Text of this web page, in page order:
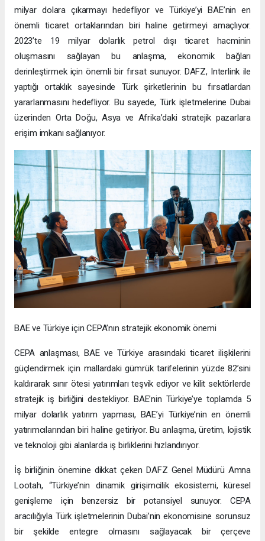
milyar dolara çıkarmayı hedefliyor ve Türkiye’yi BAE’nin en
önemli ticaret ortaklarından biri haline getirmeyi amaçlıyor.
2023’te 19 milyar dolarlık petrol dışı ticaret hacminin
oluşmasını sağlayan bu anlaşma, ekonomik bağları
derinleştirmek için önemli bir fırsat sunuyor. DAFZ, Interlink ile
yaptığı ortaklık sayesinde Türk şirketlerinin bu fırsatlardan
yararlanmasını hedefliyor. Bu sayede, Türk işletmelerine Dubai
üzerinden Orta Doğu, Asya ve Afrika’daki stratejik pazarlara
erişim imkanı sağlanıyor.
BAE ve Türkiye için CEPA’nın stratejik ekonomik önemi
CEPA anlaşması, BAE ve Türkiye arasındaki ticaret ilişkilerini
güçlendirmek için mallardaki gümrük tarifelerinin yüzde 82’sini
kaldırarak sınır ötesi yatırımları teşvik ediyor ve kilit sektörlerde
stratejik iş birliğini destekliyor. BAE’nin Türkiye’ye toplamda 5
milyar dolarlık yatırım yapması, BAE’yi Türkiye’nin en önemli
yatırımcılarından biri haline getiriyor. Bu anlaşma, üretim, lojistik
ve teknoloji gibi alanlarda iş birliklerini hızlandırıyor.
İş birliğinin önemine dikkat çeken DAFZ Genel Müdürü Amna
Lootah, “Türkiye’nin dinamik girişimcilik ekosistemi, küresel
genişleme için benzersiz bir potansiyel sunuyor. CEPA
aracılığıyla Türk işletmelerinin Dubai’nin ekonomisine sorunsuz
bir şekilde entegre olmasını sağlayacak bir çerçeve